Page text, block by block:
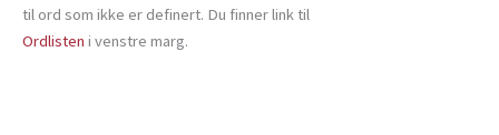
til ord som ikke er definert. Du finner link til
Ordlisten i venstre marg.